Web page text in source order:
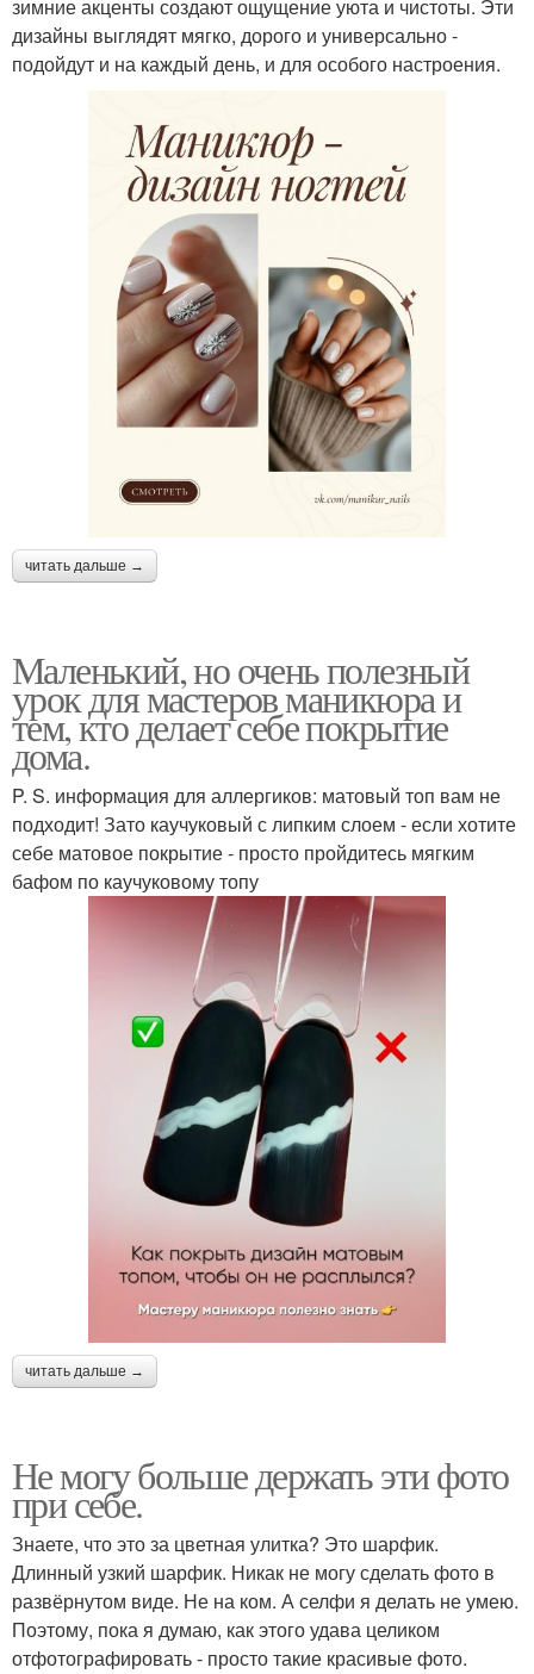
зимние акценты создают ощущение уюта и чистоты. Эти
дизайны выглядят мягко, дорого и универсально -
подойдут и на каждый день, и для особого настроения.
читать дальше →
Маленький, но очень полезный
урок для мастеров маникюра и
тем, кто делает себе покрытие
дома.
P. S. информация для аллергиков: матовый топ вам не
подходит! Зато каучуковый с липким слоем - если хотите
себе матовое покрытие - просто пройдитесь мягким
бафом по каучуковому топу
читать дальше →
Не могу больше держать эти фото
при себе.
Знаете, что это за цветная улитка? Это шарфик.
Длинный узкий шарфик. Никак не могу сделать фото в
развёрнутом виде. Не на ком. А селфи я делать не умею.
Поэтому, пока я думаю, как этого удава целиком
отфотографировать - просто такие красивые фото.